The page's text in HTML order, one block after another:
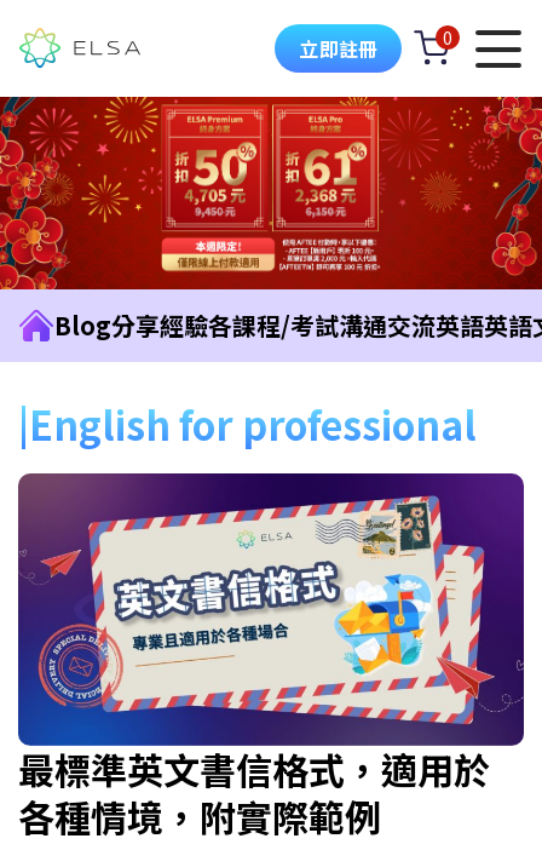
立即註冊 0
Blog分享經驗各課程/考試溝通交流英語英語
English for professional
最標準英文書信格式，適用於
各種情境，附實際範例